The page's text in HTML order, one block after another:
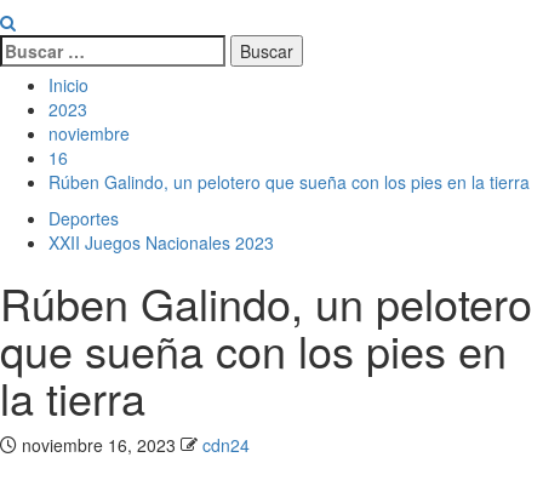
Buscar:
Inicio
2023
noviembre
16
Rúben Galindo, un pelotero que sueña con los pies en la tierra
Deportes
XXII Juegos Nacionales 2023
Rúben Galindo, un pelotero
que sueña con los pies en
la tierra
noviembre 16, 2023
cdn24